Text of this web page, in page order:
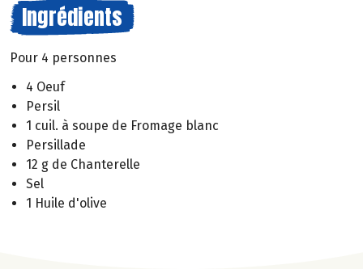
Ingrédients
Pour 4 personnes
4 Oeuf
Persil
1 cuil. à soupe de Fromage blanc
Persillade
12 g de Chanterelle
Sel
1 Huile d'olive